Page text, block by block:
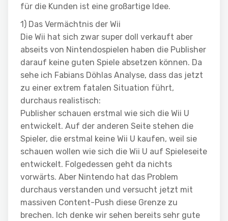
für die Kunden ist eine großartige Idee.
1) Das Vermächtnis der Wii
Die Wii hat sich zwar super doll verkauft aber
abseits von Nintendospielen haben die Publisher
darauf keine guten Spiele absetzen können. Da
sehe ich Fabians Döhlas Analyse, dass das jetzt
zu einer extrem fatalen Situation führt,
durchaus realistisch:
Publisher schauen erstmal wie sich die Wii U
entwickelt. Auf der anderen Seite stehen die
Spieler, die erstmal keine Wii U kaufen, weil sie
schauen wollen wie sich die Wii U auf Spieleseite
entwickelt. Folgedessen geht da nichts
vorwärts. Aber Nintendo hat das Problem
durchaus verstanden und versucht jetzt mit
massiven Content-Push diese Grenze zu
brechen. Ich denke wir sehen bereits sehr gute